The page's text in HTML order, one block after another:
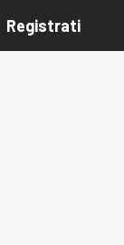
Registrati